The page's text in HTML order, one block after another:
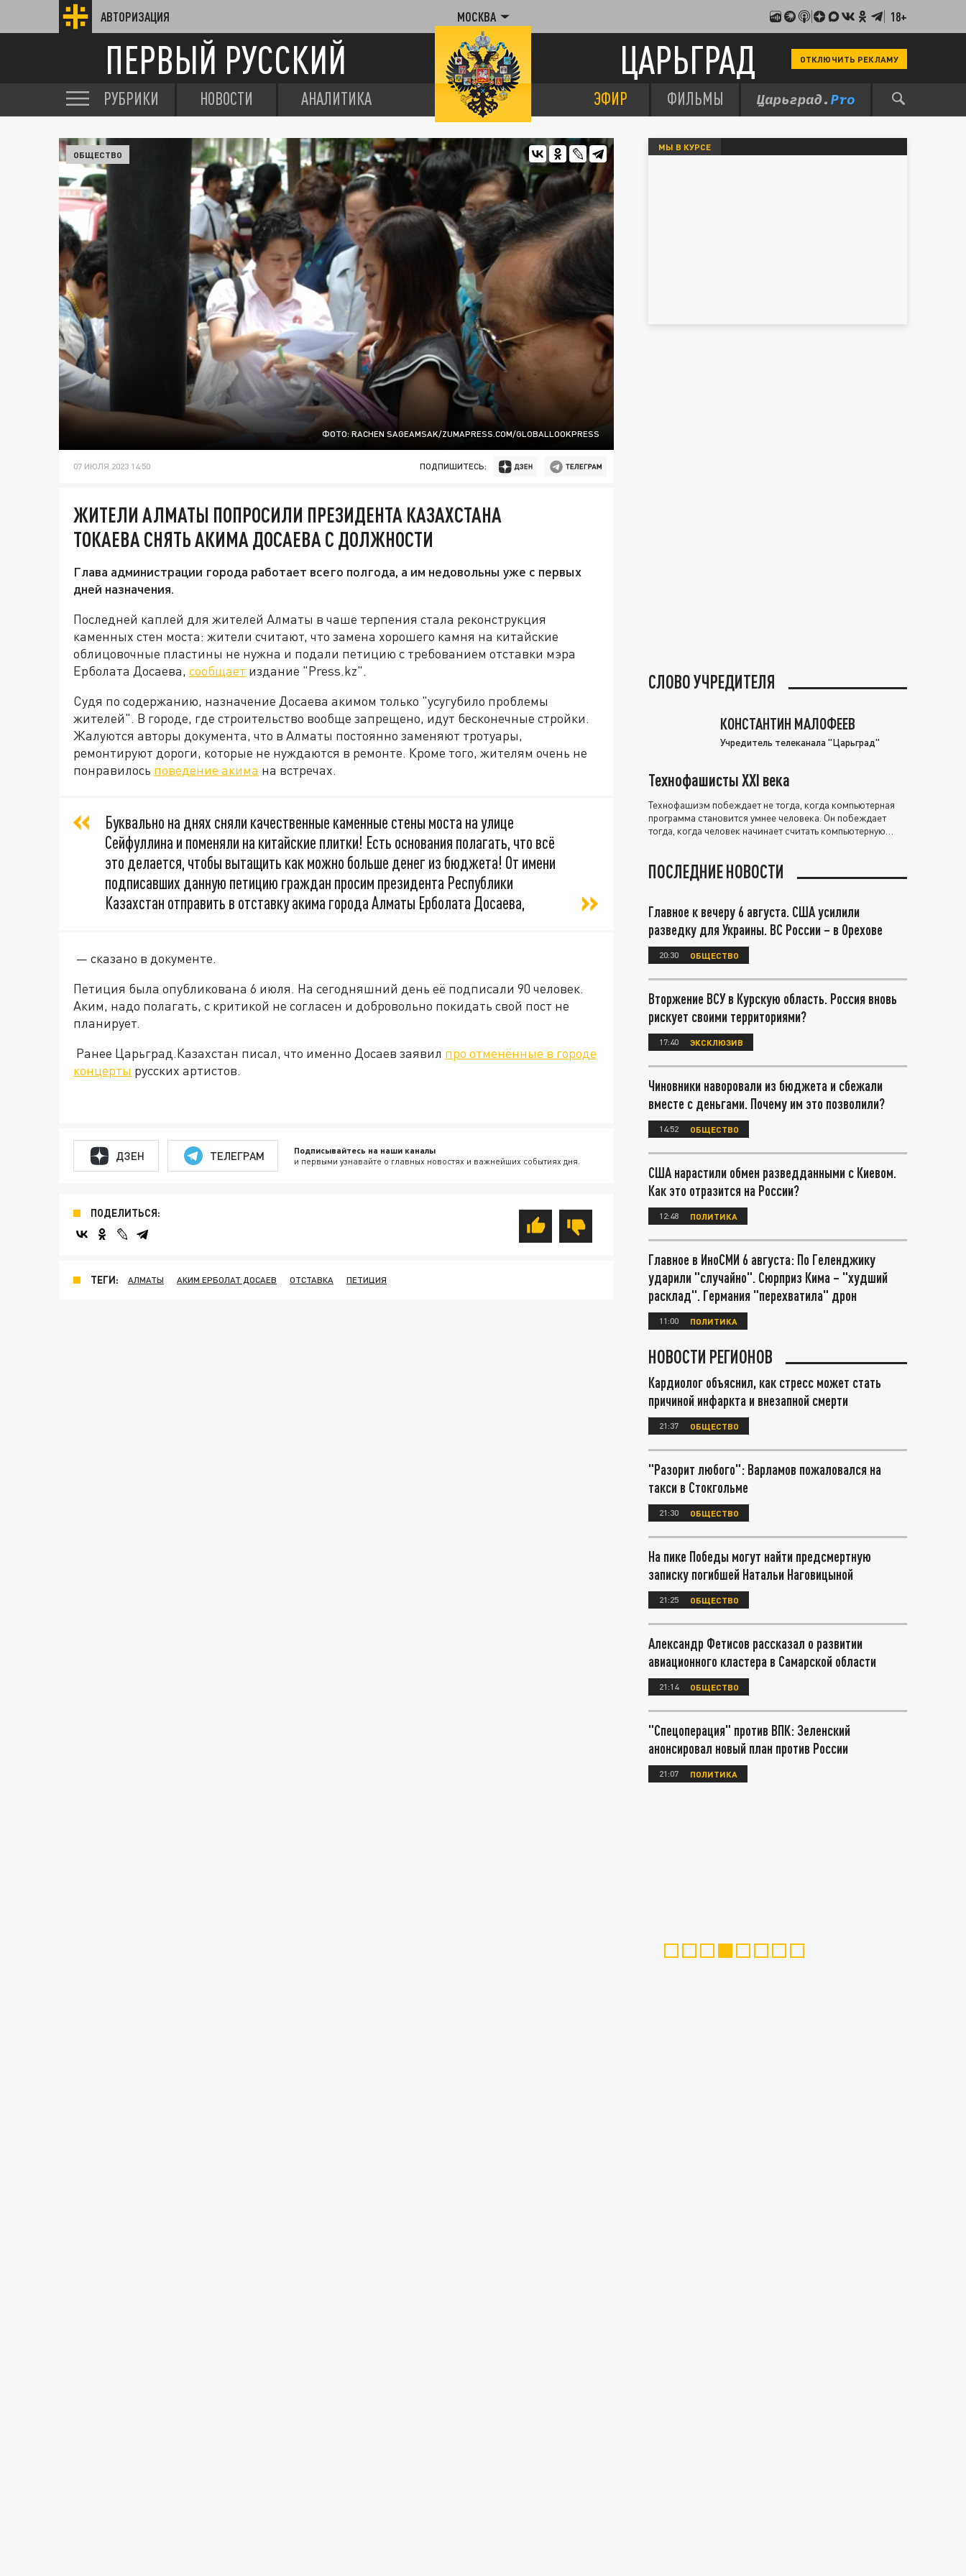
АВТОРИЗАЦИЯ МОСКВА 18+
ПЕРВЫЙ РУССКИЙ ЦАРЬГРАД ОТКЛЮЧИТЬ РЕКЛАМУ
РУБРИКИ НОВОСТИ АНАЛИТИКА ЭФИР ФИЛЬМЫ
ФОТО: RACHEN SAGEAMSAK/ZUMAPRESS.COM/GLOBALLOOKPRESS
ОБЩЕСТВО
07 ИЮЛЯ 2023 14:50 ПОДПИШИТЕСЬ:
ЖИТЕЛИ АЛМАТЫ ПОПРОСИЛИ ПРЕЗИДЕНТА КАЗАХСТАНА
ТОКАЕВА СНЯТЬ АКИМА ДОСАЕВА С ДОЛЖНОСТИ
Глава администрации города работает всего полгода, а им недовольны уже с первых
дней назначения.
Последней каплей для жителей Алматы в чаше терпения стала реконструкция
каменных стен моста: жители считают, что замена хорошего камня на китайские
облицовочные пластины не нужна и подали петицию с требованием отставки мэра
Ерболата Досаева, сообщает издание "Press.kz".
Судя по содержанию, назначение Досаева акимом только "усугубило проблемы
жителей". В городе, где строительство вообще запрещено, идут бесконечные стройки.
Жалуются авторы документа, что в Алматы постоянно заменяют тротуары,
ремонтируют дороги, которые не нуждаются в ремонте. Кроме того, жителям очень не
понравилось поведение акима на встречах.
Буквально на днях сняли качественные каменные стены моста на улице
Сейфуллина и поменяли на китайские плитки! Есть основания полагать, что всё
это делается, чтобы вытащить как можно больше денег из бюджета! От имени
подписавших данную петицию граждан просим президента Республики
Казахстан отправить в отставку акима города Алматы Ерболата Досаева,
— сказано в документе.
Петиция была опубликована 6 июля. На сегодняшний день её подписали 90 человек.
Аким, надо полагать, с критикой не согласен и добровольно покидать свой пост не
планирует.
Ранее Царьград.Казахстан писал, что именно Досаев заявил про отменённые в городе
концерты русских артистов.
ДЗЕН ТЕЛЕГРАМ Подписывайтесь на наши каналы
и первыми узнавайте о главных новостях и важнейших событиях дня.
ПОДЕЛИТЬСЯ:
ТЕГИ: АЛМАТЫ АКИМ ЕРБОЛАТ ДОСАЕВ ОТСТАВКА ПЕТИЦИЯ
МЫ В КУРСЕ
СЛОВО УЧРЕДИТЕЛЯ
КОНСТАНТИН МАЛОФЕЕВ
Учредитель телеканала "Царьград"
Технофашисты XXI века
Технофашизм побеждает не тогда, когда компьютерная
программа становится умнее человека. Он побеждает
тогда, когда человек начинает считать компьютерную
ПОСЛЕДНИЕ НОВОСТИ
Главное к вечеру 6 августа. США усилили
разведку для Украины. ВС России – в Орехове
20:30 ОБЩЕСТВО
Вторжение ВСУ в Курскую область. Россия вновь
рискует своими территориями?
17:40 ЭКСКЛЮЗИВ
Чиновники наворовали из бюджета и сбежали
вместе с деньгами. Почему им это позволили?
14:52 ОБЩЕСТВО
США нарастили обмен разведданными с Киевом.
Как это отразится на России?
12:48 ПОЛИТИКА
Главное в ИноСМИ 6 августа: По Геленджику
ударили "случайно". Сюрприз Кима – "худший
расклад". Германия "перехватила" дрон
11:00 ПОЛИТИКА
НОВОСТИ РЕГИОНОВ
Кардиолог объяснил, как стресс может стать
причиной инфаркта и внезапной смерти
21:37 ОБЩЕСТВО
"Разорит любого": Варламов пожаловался на
такси в Стокгольме
21:30 ОБЩЕСТВО
На пике Победы могут найти предсмертную
записку погибшей Натальи Наговицыной
21:25 ОБЩЕСТВО
Александр Фетисов рассказал о развитии
авиационного кластера в Самарской области
21:14 ОБЩЕСТВО
"Спецоперация" против ВПК: Зеленский
анонсировал новый план против России
21:07 ПОЛИТИКА